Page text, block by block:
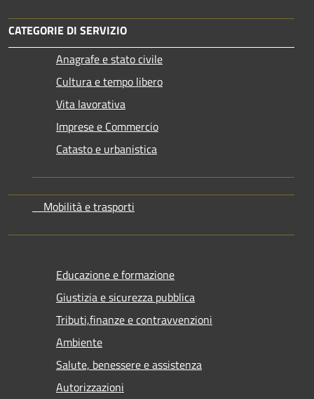
CATEGORIE DI SERVIZIO
Anagrafe e stato civile
Cultura e tempo libero
Vita lavorativa
Imprese e Commercio
Catasto e urbanistica
Mobilità e trasporti
Educazione e formazione
Giustizia e sicurezza pubblica
Tributi,finanze e contravvenzioni
Ambiente
Salute, benessere e assistenza
Autorizzazioni